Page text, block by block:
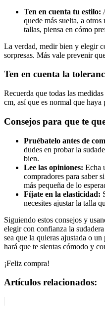
Ten en cuenta tu estilo:
quede más suelta, a otros
tallas, piensa en cómo
La verdad, medir bien y elegir
sorpresas. Más vale prevenir
Ten en cuenta la
Recuerda que todas las
cm, así que es normal que haya
Consejos para que te
Pruébatelo antes de
dudes en probar la
bien.
Lee las opiniones: Echa
compradores para saber
más pequeña de lo
Fíjate en la elasticidad:
necesites ajustar la talla
Siguiendo estos consejos y
elegir con confianza la
sea que la quieras ajustada o
hará que te sientas cómodo y
¡Feliz compra!
Artículos relacionados: